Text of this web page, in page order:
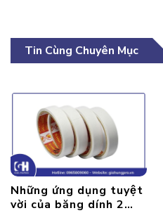
Tin Cùng Chuyên Mục
Những ứng dụng tuyệt
vời của băng dính 2